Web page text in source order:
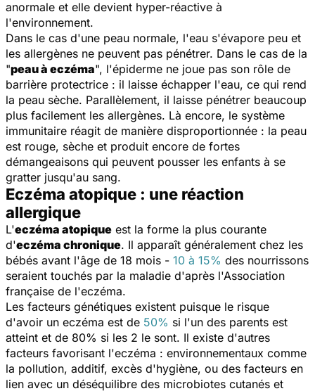
anormale et elle devient hyper-réactive à
l'environnement.
Dans le cas d'une peau normale, l'eau s'évapore peu et
les allergènes ne peuvent pas pénétrer. Dans le cas de la
"peau à eczéma", l'épiderme ne joue pas son rôle de
barrière protectrice : il laisse échapper l'eau, ce qui rend
la peau sèche. Parallèlement, il laisse pénétrer beaucoup
plus facilement les allergènes. Là encore, le système
immunitaire réagit de manière disproportionnée : la peau
est rouge, sèche et produit encore de fortes
démangeaisons qui peuvent pousser les enfants à se
gratter jusqu'au sang.
Eczéma atopique : une réaction
allergique
L'eczéma atopique est la forme la plus courante
d'eczéma chronique. Il apparaît généralement chez les
bébés avant l'âge de 18 mois - 10 à 15% des nourrissons
seraient touchés par la maladie d'après l'Association
française de l'eczéma.
Les facteurs génétiques existent puisque le risque
d'avoir un eczéma est de 50% si l'un des parents est
atteint et de 80% si les 2 le sont. Il existe d'autres
facteurs favorisant l'eczéma : environnementaux comme
la pollution, additif, excès d'hygiène, ou des facteurs en
lien avec un déséquilibre des microbiotes cutanés et